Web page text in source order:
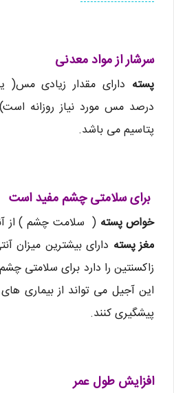
سرشار از مواد معدنی
پسته
درصد مس مورد نیاز روزانه
پتاسیم می باشد.
برای سلامتی چشم مفید است
خواص پسته ( سلامت چشم ) از
مغز پسته دارای بیشترین میزان
زاکسنتین را دارد برای
این آجیل می تواند از بیماری های
پیشگیری کنند.
افزایش طول عمر